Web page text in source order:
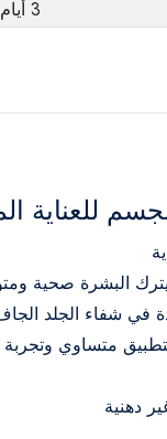
3 أيام
البشرة صحية
شفاء الجلد
دهنية